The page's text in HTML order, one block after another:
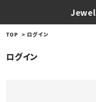
TOP ログイン
ログイン